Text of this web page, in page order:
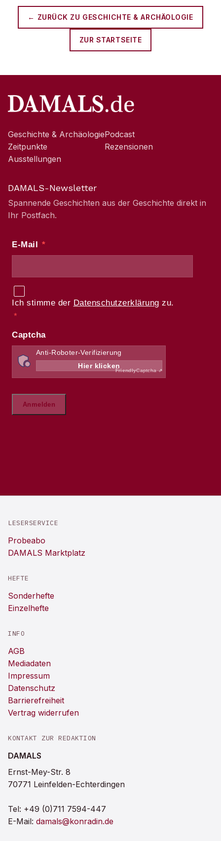
← ZURÜCK ZU GESCHICHTE & ARCHÄOLOGIE
ZUR STARTSEITE
Geschichte & Archäologie
Zeitpunkte
Ausstellungen
Podcast
Rezensionen
DAMALS-Newsletter
Spannende Geschichten aus der Geschichte direkt in
Ihr Postfach.
LESERSERVICE
Probeabo
DAMALS Marktplatz
HEFTE
Sonderhefte
Einzelhefte
INFO
AGB
Mediadaten
Impressum
Datenschutz
Barrierefreiheit
Vertrag widerrufen
KONTAKT ZUR REDAKTION
DAMALS
Ernst-Mey-Str. 8
70771 Leinfelden-Echterdingen
Tel: +49 (0)711 7594-447
E-Mail: damals@konradin.de